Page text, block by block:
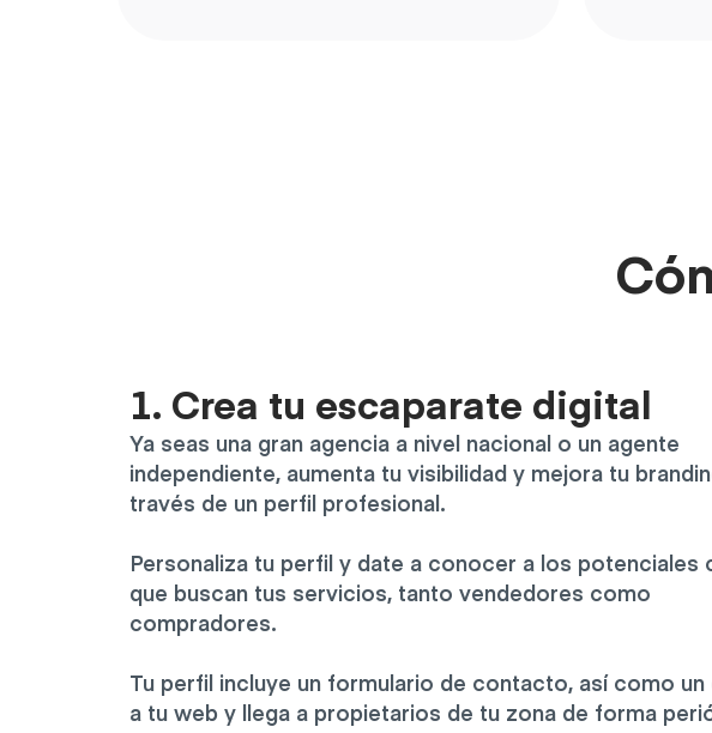
1. Crea tu escaparate digital
Ya seas una gran agencia a nivel nacional o un agente
independiente, aumenta tu visibilidad y mejora tu
través de un perfil profesional.
Personaliza tu perfil y date a conocer a los potenciales
que buscan tus servicios, tanto vendedores como
compradores.
Tu perfil incluye un formulario de contacto, así como un
a tu web y llega a propietarios de tu zona de forma